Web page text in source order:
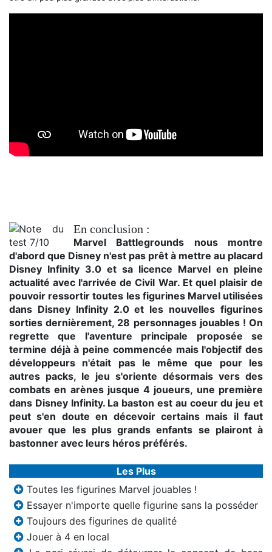
En conclusion :
Marvel Battlegrounds nous montre
d'abord que Disney n'est pas prêt à mettre au placard
Disney Infinity 3.0 et sa licence Marvel en pleine
actualité avec l'arrivée de Civil War. Et quel plaisir de
pouvoir ressortir toutes les figurines Marvel utilisées
dans Disney Infinity 2.0 et les nouvelles figurines
sorties dernièrement, 28 personnages jouables ! On
regrette que l'aventure principale proposée se
termine déjà à peine commencée mais l'objectif des
développeurs n'était pas le même que pour les
autres packs, le jeu s'oriente désormais vers des
combats en arènes jusque 4 joueurs, une première
dans Disney Infinity. La baston est au coeur du jeu et
peut s'en doute en décevoir certains mais il faut
avouer que les plus grands enfants se plairont à
bastonner avec leurs héros préférés.
Les Plus
Toutes les figurines Marvel jouables !
Essayer n'importe quelle figurine sans la posséder
Toujours des figurines de qualité
Jouer à 4 en local